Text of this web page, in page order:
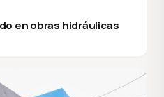
en obras hidráulicas